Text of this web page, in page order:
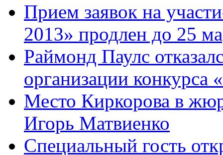
Прием заявок на
2013» продлен до 25
Раймонд Паулс
организации конкурса
Место Киркорова в
Игорь Матвиенко
Специальный гость